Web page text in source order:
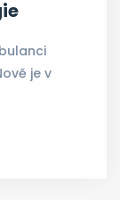
je v